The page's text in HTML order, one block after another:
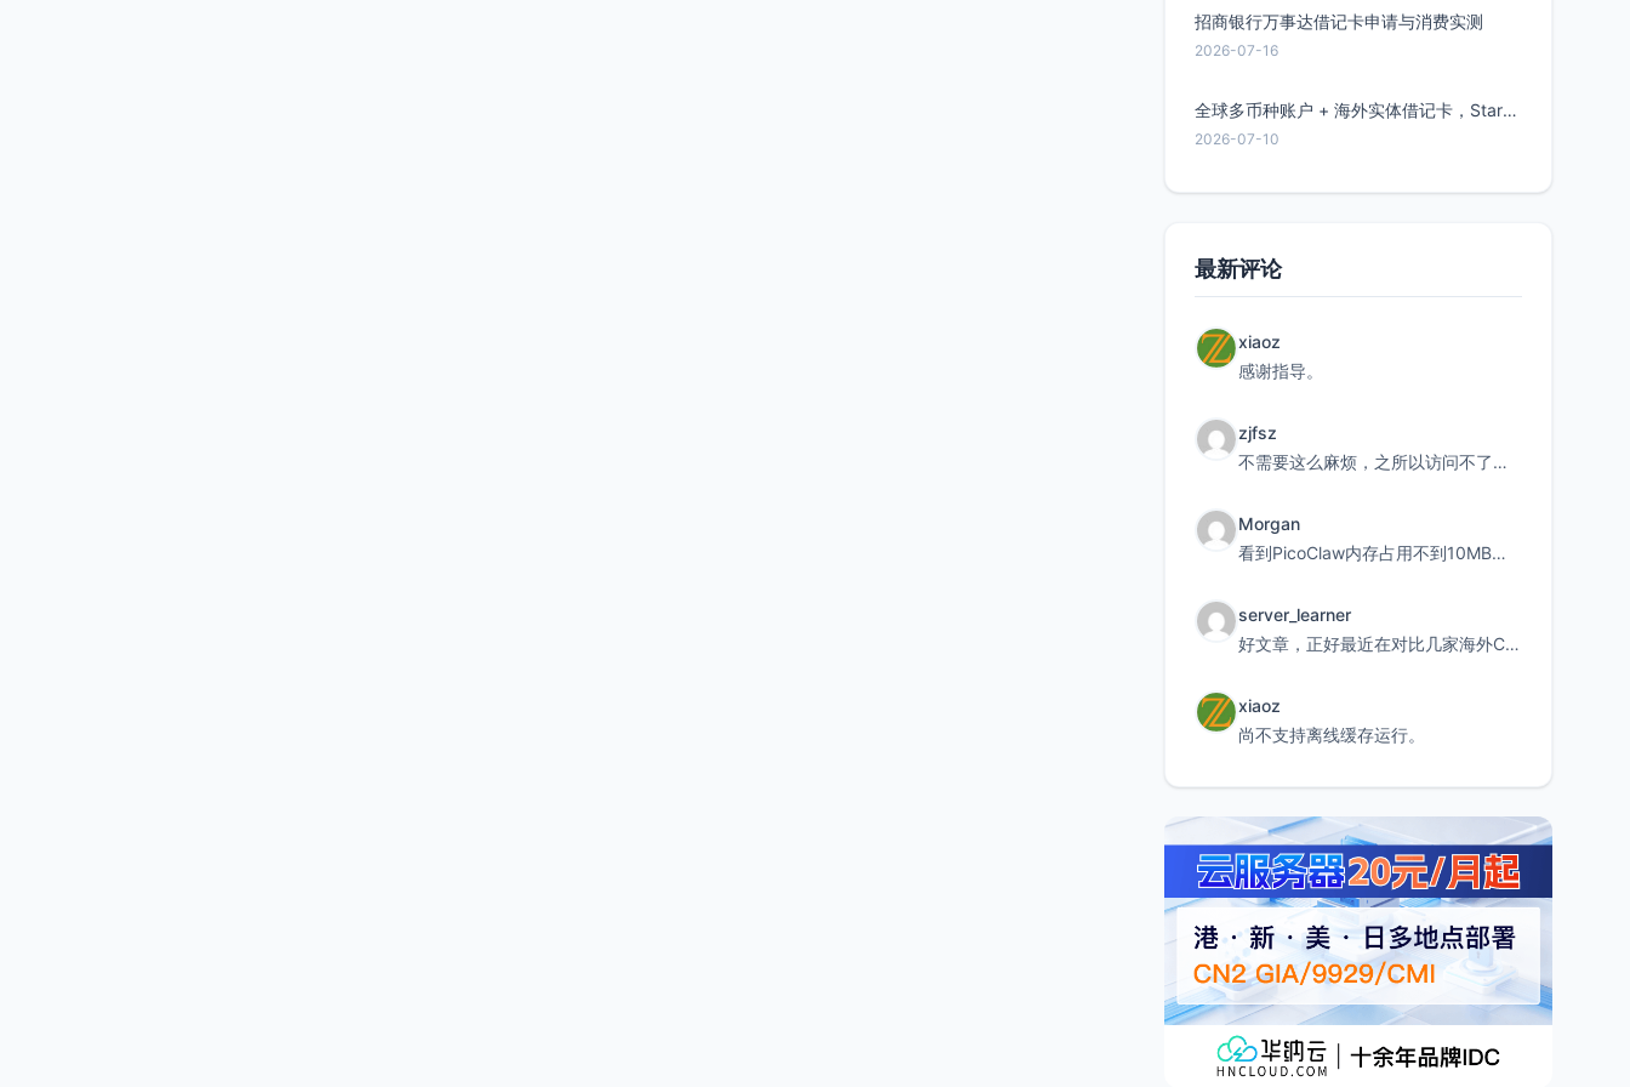
招商银行万事达借记卡申请与消费实测
2026-07-16
全球多币种账户 + 海外实体借记卡，Starryblu开户教程与注意事项
2026-07-10
最新评论
xiaoz
感谢指导。
zjfsz
不需要这么麻烦，之所以访问不了，是由于非对称路由的问题，在爱快主路由添加一条静态路由192.168.
Morgan
看到PicoClaw内存占用不到10MB这个数据真的很惊喜，确实很适合我这种想用旧设备折腾AI的小白
server_learner
好文章，正好最近在对比几家海外CDN。文中提到CF免费版不支持自定义回源端口和HOST这个痛点太真实
xiaoz
尚不支持离线缓存运行。